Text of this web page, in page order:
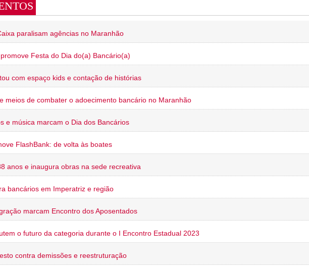
paralisam agências no Maranhão
Festa do Dia do(a) Bancário(a)
com espaço kids e contação de histórias
meios de combater o adoecimento bancário no Maranhão
e música marcam o Dia dos Bancários
FlashBank: de volta às boates
anos e inaugura obras na sede recreativa
bancários em Imperatriz e região
marcam Encontro dos Aposentados
o futuro da categoria durante o I Encontro Estadual 2023
contra demissões e reestruturação